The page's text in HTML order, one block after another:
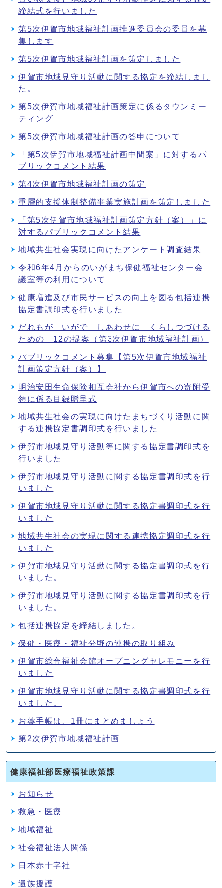
締結式を行いました
第5次伊賀市地域福祉計画推進委員会の委員を募
集します
第5次伊賀市地域福祉計画を策定しました
伊賀市地域見守り活動に関する協定を締結しまし
た。
第5次伊賀市地域福祉計画策定に係るタウンミー
ティング
第5次伊賀市地域福祉計画の答申について
「第5次伊賀市地域福祉計画中間案」に対するパ
ブリックコメント結果
第4次伊賀市地域福祉計画の策定
重層的支援体制整備事業実施計画を策定しました
「第5次伊賀市地域福祉計画策定方針（案）」に
対するパブリックコメント結果
地域共生社会実現に向けたアンケート調査結果
令和6年4月からのいがまち保健福祉センター会
議室等の利用について
健康増進及び市民サービスの向上を図る包括連携
協定書調印式を行いました
だれもが いがで しあわせに くらしつづける
ための 12の提案（第3次伊賀市地域福祉計画）
パブリックコメント募集【第5次伊賀市地域福祉
計画策定方針（案）】
明治安田生命保険相互会社から伊賀市への寄附受
領に係る目録贈呈式
地域共生社会の実現に向けたまちづくり活動に関
する連携協定書調印式を行いました
伊賀市地域見守り活動等に関する協定書調印式を
行いました
伊賀市地域見守り活動に関する協定書調印式を行
いました
伊賀市地域見守り活動に関する協定書調印式を行
いました
地域共生社会の実現に関する連携協定調印式を行
いました
伊賀市地域⾒守り活動に関する協定書調印式を⾏
いました。
伊賀市地域⾒守り活動に関する協定書調印式を⾏
いました。
包括連携協定を締結しました。
保健・医療・福祉分野の連携の取り組み
伊賀市総合福祉会館オープニングセレモニーを行
いました
伊賀市地域見守り活動に関する協定書調印式を行
いました。
お薬手帳は、1冊にまとめましょう
第2次伊賀市地域福祉計画
健康福祉部医療福祉政策課
お知らせ
救急・医療
地域福祉
社会福祉法人関係
日本赤十字社
遺族援護